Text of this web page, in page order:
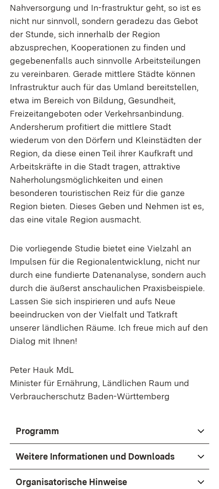
Nahversorgung und In-frastruktur geht, so ist es
nicht nur sinnvoll, sondern geradezu das Gebot
der Stunde, sich innerhalb der Region
abzusprechen, Kooperationen zu finden und
gegebenenfalls auch sinnvolle Arbeitsteilungen
zu vereinbaren. Gerade mittlere Städte können
Infrastruktur auch für das Umland bereitstellen,
etwa im Bereich von Bildung, Gesundheit,
Freizeitangeboten oder Verkehrsanbindung.
Andersherum profitiert die mittlere Stadt
wiederum von den Dörfern und Kleinstädten der
Region, da diese einen Teil ihrer Kaufkraft und
Arbeitskräfte in die Stadt tragen, attraktive
Naherholungsmöglichkeiten und einen
besonderen touristischen Reiz für die ganze
Region bieten. Dieses Geben und Nehmen ist es,
das eine vitale Region ausmacht.
Die vorliegende Studie bietet eine Vielzahl an
Impulsen für die Regionalentwicklung, nicht nur
durch eine fundierte Datenanalyse, sondern auch
durch die äußerst anschaulichen Praxisbeispiele.
Lassen Sie sich inspirieren und aufs Neue
beeindrucken von der Vielfalt und Tatkraft
unserer ländlichen Räume. Ich freue mich auf den
Dialog mit Ihnen!
Peter Hauk MdL
Minister für Ernährung, Ländlichen Raum und
Verbraucherschutz Baden-Württemberg
Programm
Weitere Informationen und Downloads
Organisatorische Hinweise